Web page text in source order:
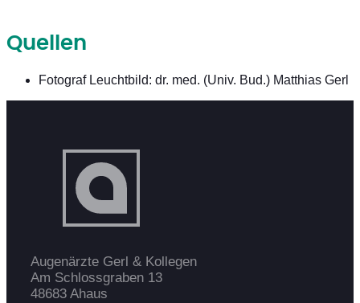
Quellen
Fotograf Leuchtbild: dr. med. (Univ. Bud.) Matthias Gerl
Augenärzte Gerl & Kollegen
Am Schlossgraben 13
48683 Ahaus